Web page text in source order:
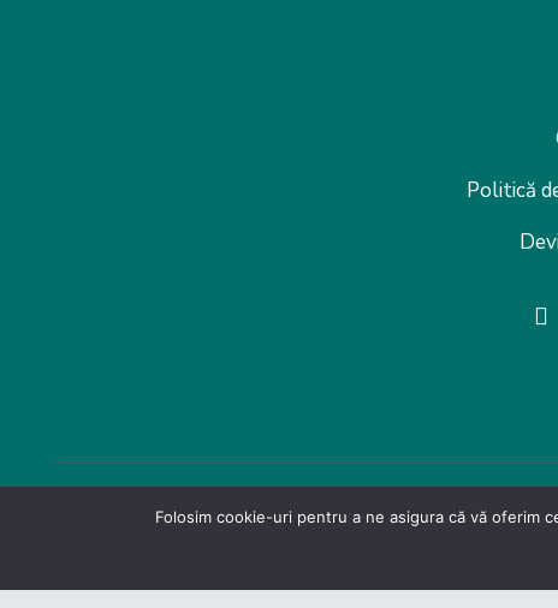
Politică
© Federatia
Folosim cookie-uri pentru a ne asigura că vă oferim